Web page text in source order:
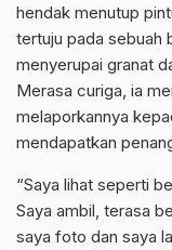
hendak menutup
tertuju pada sebuah
menyerupai granat
Merasa curiga, ia
melaporkannya
mendapatkan
“Saya lihat seperti
Saya ambil, terasa
saya foto dan saya